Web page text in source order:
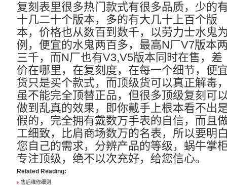
复刻表里很多热门款式有很多品质，少的
十几二十个版本，多的有大几十上百个版
本，价格也从数百到数千，以劳力士水鬼
例，便宜的水鬼两百多，最高N厂V7版本
三千，而N厂也有V3,V5版本同时在售，差
价在哪里，在复刻度，在每一个细节，便
货只是买个款式，而顶级货可以真正解毒
虽不能完全顶替正品，但很多顶级复刻可
做到乱真的效果，即你戴手上根本看不出
假的，完全拥有戴数万手表的自信，而且
工细致，比肩商场数万的名表，所以要明
您自己的需求，分辨产品的等级，蜗牛掌
专注顶级，绝不以次充好，给您信心。
Related Reading:
售后维修细则